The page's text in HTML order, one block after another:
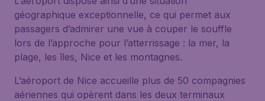
géographique exceptionnelle, ce qui permet aux
passagers d’admirer une vue à couper le souffle
lors de l’approche pour l’atterrissage : la mer, la
plage, les îles, Nice et les montagnes.
L’aéroport de Nice accueille plus de 50 compagnies
aériennes qui opèrent dans les deux terminaux